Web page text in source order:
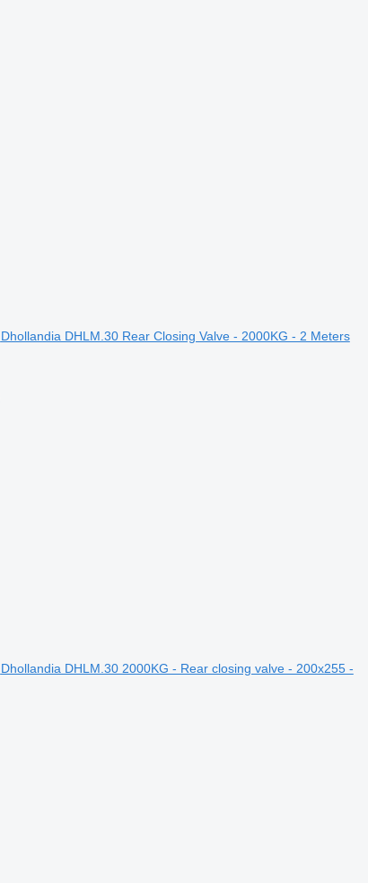
Dhollandia DHLM.30 Rear Closing Valve - 2000KG - 2 Meters
Dhollandia DHLM.30 2000KG - Rear closing valve - 200x255 -